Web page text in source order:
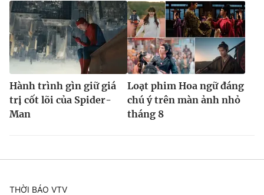
Hành trình gìn giữ giá
trị cốt lõi của Spider-
Man
Loạt phim Hoa ngữ đáng
chú ý trên màn ảnh nhỏ
tháng 8
THỜI BÁO VTV